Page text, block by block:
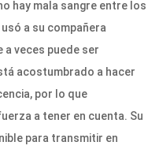
hay mala sangre entre los
a su compañera
veces puede ser
acostumbrado a hacer
por lo que
a tener en cuenta. Su
para transmitir en